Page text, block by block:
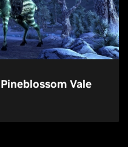
Pineblossom Vale